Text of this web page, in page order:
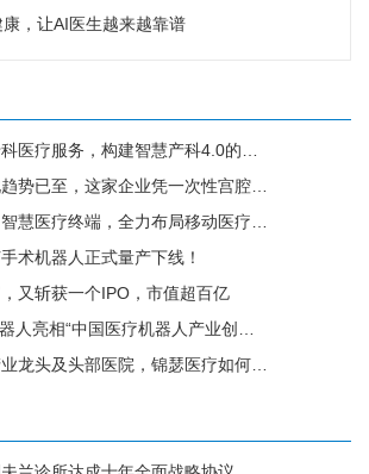
，让AI医生越来越靠谱
服务，构建智慧产科4.0的全流程闭环管理
家企业凭一次性宫腔镜强势入局 | 复星·星未来创业营
医疗终端，全力布局移动医疗市场
术机器人正式量产下线！
又斩获一个IPO，市值超百亿
相“中国医疗机器人产业创新大会”！
部医院，锦瑟医疗如何发力混合现实手术导航？